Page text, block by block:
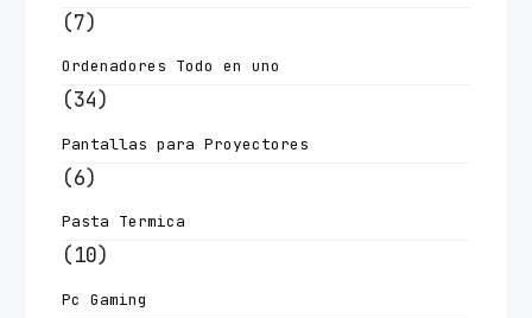
(7)
Ordenadores Todo en uno
(34)
Pantallas para Proyectores
(6)
Pasta Termica
(10)
Pc Gaming